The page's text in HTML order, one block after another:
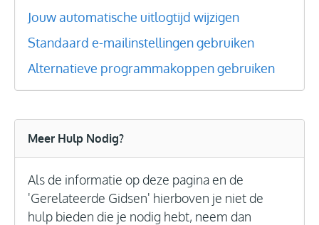
Jouw automatische uitlogtijd wijzigen
Standaard e-mailinstellingen gebruiken
Alternatieve programmakoppen gebruiken
Meer Hulp Nodig?
Als de informatie op deze pagina en de
'Gerelateerde Gidsen' hierboven je niet de
hulp bieden die je nodig hebt, neem dan